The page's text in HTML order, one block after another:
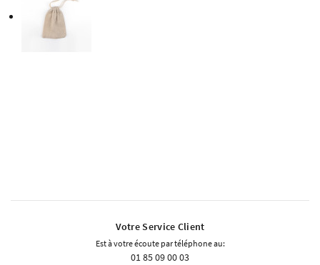
Votre Service Client
Est à votre écoute par téléphone au:
01 85 09 00 03